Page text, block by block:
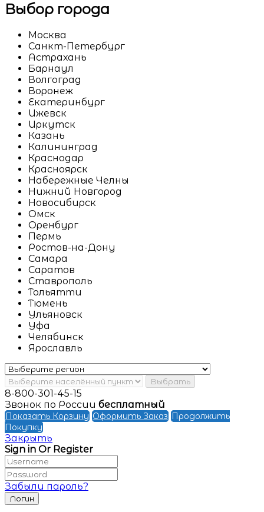
Выбор города
Москва
Санкт-Петербург
Астрахань
Барнаул
Волгоград
Воронеж
Екатеринбург
Ижевск
Иркутск
Казань
Калининград
Краснодар
Красноярск
Набережные Челны
Нижний Новгород
Новосибирск
Омск
Оренбург
Пермь
Ростов-на-Дону
Самара
Саратов
Ставрополь
Тольятти
Тюмень
Ульяновск
Уфа
Челябинск
Ярославль
Выбрать
8-800-301-45-15
Звонок по России бесплатный
Показать Корзину Оформить Заказ Продолжить
Покупку
Закрыть
Sign in Or Register
Забыли пароль?